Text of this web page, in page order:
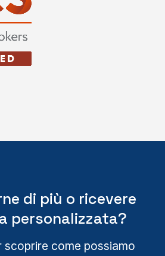
di più o ricevere
personalizzata?
scoprire come possiamo